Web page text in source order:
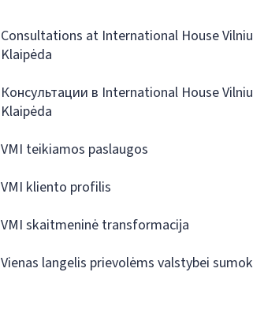
Consultations at International House
Klaipėda
Консультации в International House
Klaipėda
VMI teikiamos paslaugos
VMI kliento profilis
VMI skaitmeninė transformacija
Vienas langelis prievolėms valstybei